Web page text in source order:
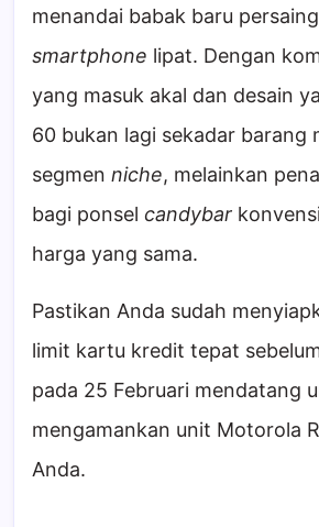
menandai babak baru
smartphone lipat. Dengan
yang masuk akal dan desain
60 bukan lagi sekadar barang
segmen niche, melainkan
bagi ponsel candybar
harga yang sama.
Pastikan Anda sudah
limit kartu kredit tepat
pada 25 Februari mendatang
mengamankan unit Motorola
Anda.